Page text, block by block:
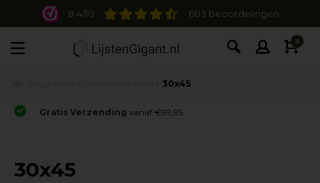
8.4/10 603 beoordelingen
0
30x45
Gratis Verzending vanaf €99,95
30x45